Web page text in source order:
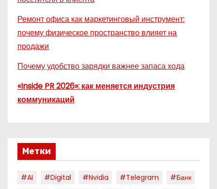
Ремонт офиса как маркетинговый инструмент:
почему физическое пространство влияет на
продажи
Почему удобство зарядки важнее запаса хода
«Inside PR 2026»: как меняется индустрия
коммуникаций
Метки
#AI #digital #nvidia #telegram
#банк